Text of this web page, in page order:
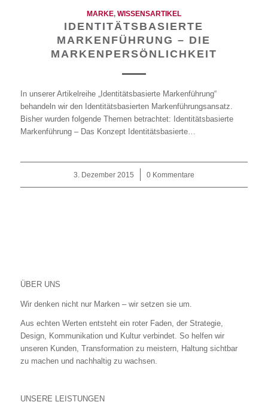
MARKE, WISSENSARTIKEL
IDENTITÄTSBASIERTE
MARKENFÜHRUNG – DIE
MARKENPERSÖNLICHKEIT
In unserer Artikelreihe „Identitätsbasierte Markenführung“
behandeln wir den Identitätsbasierten Markenführungsansatz.
Bisher wurden folgende Themen betrachtet: Identitätsbasierte
Markenführung – Das Konzept Identitätsbasierte…
3. Dezember 2015
/ 0 Kommentare
ÜBER UNS
Wir denken nicht nur Marken – wir setzen sie um.
Aus echten Werten entsteht ein roter Faden, der Strategie,
Design, Kommunikation und Kultur verbindet. So helfen wir
unseren Kunden, Transformation zu meistern, Haltung sichtbar
zu machen und nachhaltig zu wachsen.
UNSERE LEISTUNGEN